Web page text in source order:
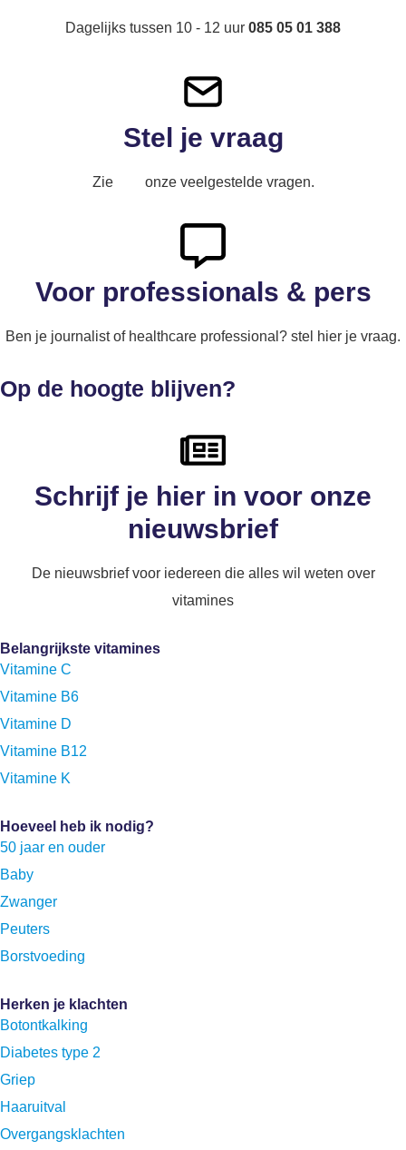
Dagelijks tussen 10 - 12 uur 085 05 01 388
Stel je vraag
Zie onze veelgestelde vragen.
Voor professionals & pers
Ben je journalist of healthcare professional? stel hier je vraag.
Op de hoogte blijven?
Schrijf je hier in voor onze
nieuwsbrief
De nieuwsbrief voor iedereen die alles wil weten over
vitamines
Belangrijkste vitamines
Vitamine C
Vitamine B6
Vitamine D
Vitamine B12
Vitamine K
Hoeveel heb ik nodig?
50 jaar en ouder
Baby
Zwanger
Peuters
Borstvoeding
Herken je klachten
Botontkalking
Diabetes type 2
Griep
Haaruitval
Overgangsklachten